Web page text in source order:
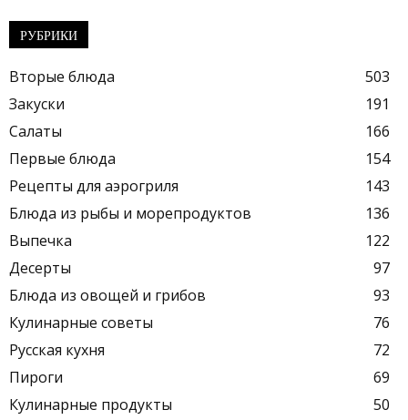
РУБРИКИ
Вторые блюда
503
Закуски
191
Салаты
166
Первые блюда
154
Рецепты для аэрогриля
143
Блюда из рыбы и морепродуктов
136
Выпечка
122
Десерты
97
Блюда из овощей и грибов
93
Кулинарные советы
76
Русская кухня
72
Пироги
69
Кулинарные продукты
50